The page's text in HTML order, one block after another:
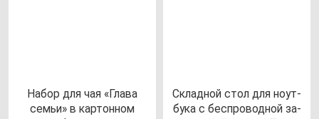
Набор для чая «Гла­ва
семьи» в кар­тон­ном
Склад­ной стол для но­ут­
бу­ка с бес­про­вод­ной за­